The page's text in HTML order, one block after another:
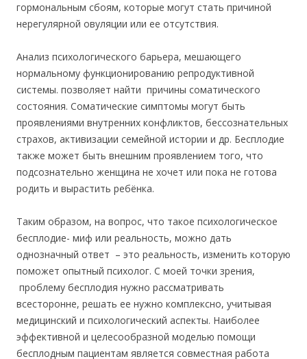
гормональным сбоям, которые могут стать причиной
нерегулярной овуляции или ее отсутствия.
Анализ психологического барьера, мешающего
нормальному функционированию репродуктивной
системы. позволяет найти причины соматического
состояния. Соматические симптомы могут быть
проявлениями внутренних конфликтов, бессознательных
страхов, активизации семейной истории и др. Бесплодие
также может быть внешним проявлением того, что
подсознательно женщина не хочет или пока не готова
родить и вырастить ребёнка.
Таким образом, на вопрос, что такое психологическое
бесплодие- миф или реальность, можно дать
однозначный ответ – это реальность, изменить которую
поможет опытный психолог. С моей точки зрения,
проблему бесплодия нужно рассматривать
всесторонне, решать ее нужно комплексно, учитывая
медицинский и психологический аспекты. Наиболее
эффективной и целесообразной моделью помощи
бесплодным пациентам является совместная работа